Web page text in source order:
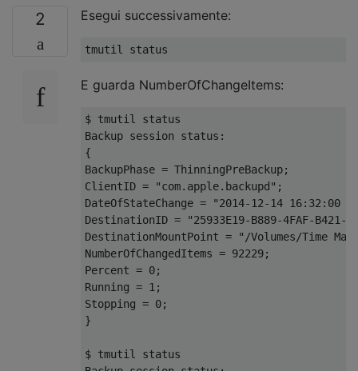
2 Esegui successivamente:
E guarda NumberOfChangeItems:
$ tmutil status
Backup session status:
{
BackupPhase = ThinningPreBackup;
ClientID = "com.apple.backupd";
DateOfStateChange = "2014-12-14 16:32:00
DestinationID = "25933E19-B889-4FAF-B421-
DestinationMountPoint = "/Volumes/Time
NumberOfChangedItems = 92229;
Percent = 0;
Running = 1;
Stopping = 0;
}
$ tmutil status